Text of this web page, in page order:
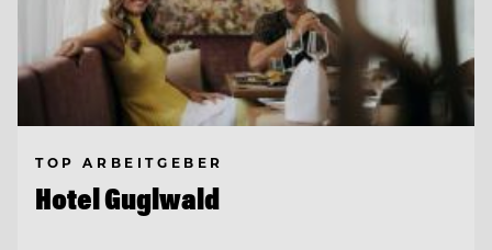
TOP ARBEITGEBER
Hotel Guglwald